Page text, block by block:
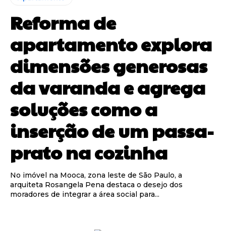
Reforma de
apartamento explora
dimensões generosas
da varanda e agrega
soluções como a
inserção de um passa-
prato na cozinha
No imóvel na Mooca, zona leste de São Paulo, a
arquiteta Rosangela Pena destaca o desejo dos
moradores de integrar a área social para...